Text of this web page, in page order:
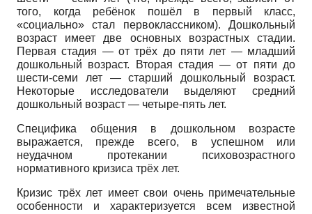
того, когда ребёнок пошёл в первый класс,
«социально» стал первоклассником). Дошкольный
возраст имеет две основных возрастных стадии.
Первая стадия — от трёх до пяти лет — младший
дошкольный возраст. Вторая стадия — от пяти до
шести-семи лет — старший дошкольный возраст.
Некоторые исследователи выделяют средний
дошкольный возраст — четыре-пять лет.
Специфика общения в дошкольном возрасте
выражается, прежде всего, в успешном или
неудачном протекании психовозрастного
нормативного кризиса трёх лет.
Кризис трёх лет имеет свои очень примечательные
особенности и характеризуется всем известной